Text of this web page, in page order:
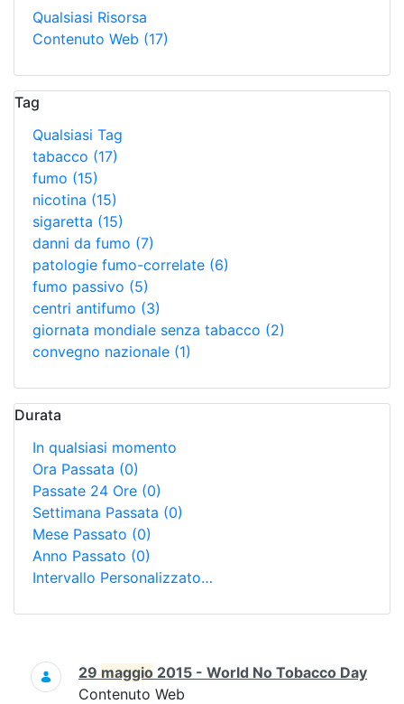
Qualsiasi Risorsa
Contenuto Web (17)
Tag
Qualsiasi Tag
tabacco (17)
fumo (15)
nicotina (15)
sigaretta (15)
danni da fumo (7)
patologie fumo-correlate (6)
fumo passivo (5)
centri antifumo (3)
giornata mondiale senza tabacco (2)
convegno nazionale (1)
Durata
In qualsiasi momento
Ora Passata (0)
Passate 24 Ore (0)
Settimana Passata (0)
Mese Passato (0)
Anno Passato (0)
Intervallo Personalizzato…
Ricerca
29 maggio 2015 - World No Tobacco Day
Contenuto Web